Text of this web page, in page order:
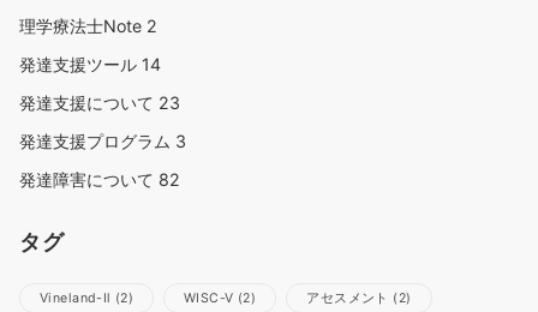
理学療法士Note 2
発達支援ツール 14
発達支援について 23
発達支援プログラム 3
発達障害について 82
タグ
Vineland-Ⅱ (2) WISC-Ⅴ (2) アセスメント (2)